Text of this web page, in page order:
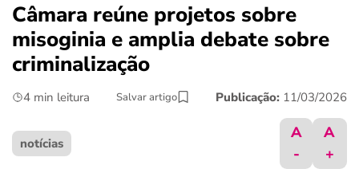
finanças
benefícios
últimas notícias
Câmara reúne projetos sobre
misoginia e amplia debate sobre
criminalização
4 min leitura Salvar artigo Publicação: 11/03/2026
notícias
A
-
A
+